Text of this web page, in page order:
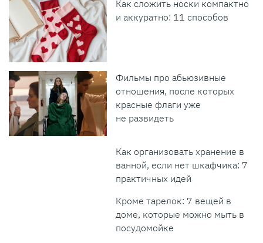
Как сложить носки компактно
и аккуратно: 11 способов
Фильмы про абьюзивные
отношения, после которых
красные флаги уже
не развидеть
Как организовать хранение в
ванной, если нет шкафчика: 7
практичных идей
Кроме тарелок: 7 вещей в
доме, которые можно мыть в
посудомойке